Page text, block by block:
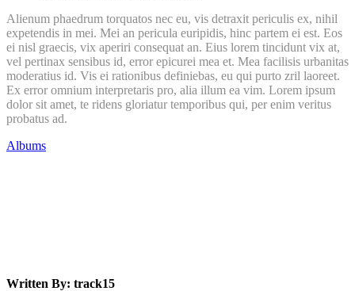
Alienum phaedrum torquatos nec eu, vis detraxit periculis ex, nihil
expetendis in mei. Mei an pericula euripidis, hinc partem ei est. Eos
ei nisl graecis, vix aperiri consequat an. Eius lorem tincidunt vix at,
vel pertinax sensibus id, error epicurei mea et. Mea facilisis urbanitas
moderatius id. Vis ei rationibus definiebas, eu qui purto zril laoreet.
Ex error omnium interpretaris pro, alia illum ea vim. Lorem ipsum
dolor sit amet, te ridens gloriatur temporibus qui, per enim veritus
probatus ad.
Albums
Written By: track15